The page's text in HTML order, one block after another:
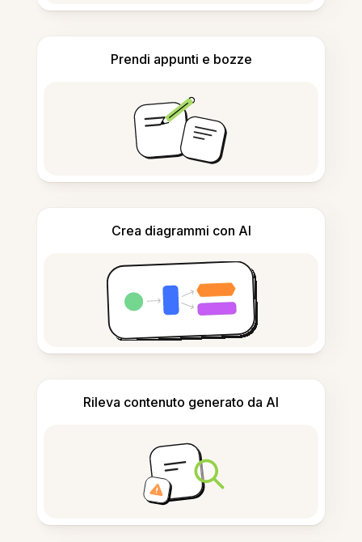
Prendi appunti e bozze
Crea diagrammi con AI
Rileva contenuto generato da AI